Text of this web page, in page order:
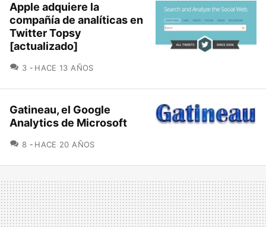
Apple adquiere la
compañía de analíticas en
Twitter Topsy
[actualizado]
3 COMENTARIOS
HACE 13 AÑOS
Gatineau, el Google
Analytics de Microsoft
8 COMENTARIOS
HACE 20 AÑOS